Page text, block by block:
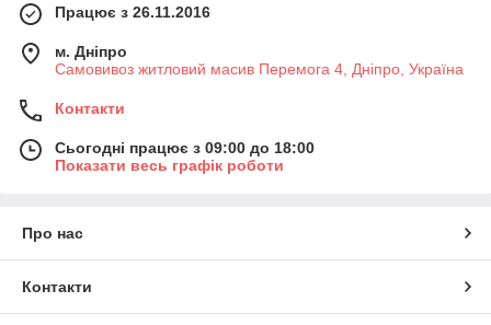
Працює з 26.11.2016
м. Дніпро
Самовивоз житловий масив Перемога 4, Дніпро, Україна
Контакти
Сьогодні працює з 09:00 до 18:00
Показати весь графік роботи
Про нас
Контакти